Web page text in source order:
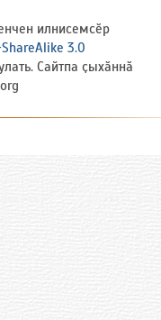
илнисемсӗр
3.0
Сайтпа ҫыхӑннӑ